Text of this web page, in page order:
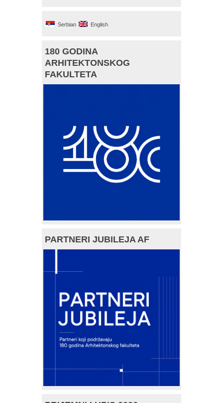
Serbian English
180 GODINA
ARHITEKTONSKOG
FAKULTETA
PARTNERI JUBILEJA AF